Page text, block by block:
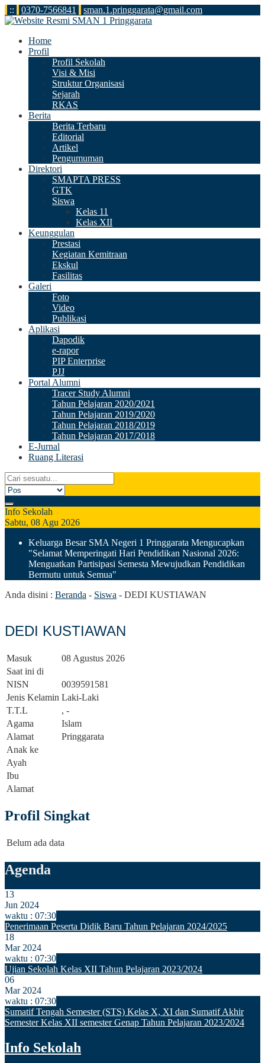
:: 0370-7566841 sman.1.pringgarata@gmail.com
Home
Profil
Profil Sekolah
Visi & Misi
Struktur Organisasi
Sejarah
RKAS
Berita
Berita Terbaru
Editorial
Artikel
Pengumuman
Direktori
SMAPTA PRESS
GTK
Siswa
Kelas 11
Kelas XII
Keunggulan
Prestasi
Kegiatan Kemitraan
Ekskul
Fasilitas
Galeri
Foto
Video
Publikasi
Aplikasi
Dapodik
e-rapor
PIP Enterprise
PJJ
Portal Alumni
Tracer Study Alumni
Tahun Pelajaran 2020/2021
Tahun Pelajaran 2019/2020
Tahun Pelajaran 2018/2019
Tahun Pelajaran 2017/2018
E-Jurnal
Ruang Literasi
Info Sekolah
Sabtu, 08 Agu 2026
Keluarga Besar SMA Negeri 1 Pringgarata Mengucapkan
"Selamat Memperingati Hari Pendidikan Nasional 2026:
Menguatkan Partisipasi Semesta Mewujudkan Pendidikan
Bermutu untuk Semua"
Anda disini : Beranda - Siswa - DEDI KUSTIAWAN
DEDI KUSTIAWAN
Masuk
08 Agustus 2026
Saat ini di
NISN
0039591581
Jenis Kelamin Laki-Laki
T.T.L
, -
Agama
Islam
Alamat
Pringgarata
Anak ke
Ayah
Ibu
Alamat
Profil Singkat
Belum ada data
Agenda
13
Jun 2024
waktu : 07:30
Penerimaan Peserta Didik Baru Tahun Pelajaran 2024/2025
18
Mar 2024
waktu : 07:30
Ujian Sekolah Kelas XII Tahun Pelajaran 2023/2024
06
Mar 2024
waktu : 07:30
Sumatif Tengah Semester (STS) Kelas X, XI dan Sumatif Akhir
Semester Kelas XII semester Genap Tahun Pelajaran 2023/2024
Info Sekolah